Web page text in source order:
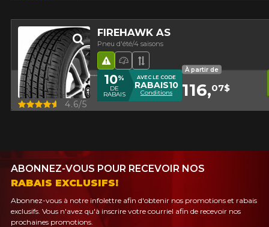
FIREHAWK AS
Pneu d'été/4 saisons
Pneu haute performance
Bande de roulement
Hasard routier
Aperçu 4.6/5
10%
DE
RABAIS
AVEC LE CODE
RABAIS10
Conditions
À partir de
116,07$
ABONNEZ-VOUS POUR RECEVOIR NOS
RABAIS EXCLUSIFS!
Abonnez-vous à notre infolettre afin d'obtenir nos promotions et rabais
exclusifs. Vous n'avez qu'à inscrire votre courriel afin de recevoir nos
prochaines promotions.